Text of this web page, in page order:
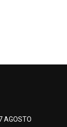
AGOSTO